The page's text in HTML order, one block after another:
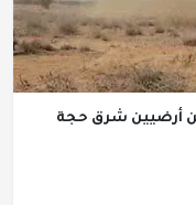
أرضيين شرق حجة